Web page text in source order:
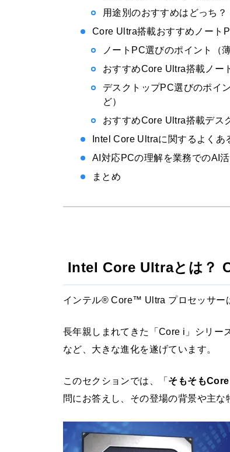
用途別のおすすめはどっち
Core Ultra搭載おすすめノート
ノートPC選びのポイント（
おすすめCore Ultra搭載ノー
デスクトップPC選びのポイ
ど）
おすすめCore Ultra搭載デス
Intel Core Ultraに関するよくあ
AI対応PCの理解を業務でのAI
まとめ
Intel Core Ultraとは？
インテル® Core™ Ultra プロセッサー
長年親しまれてきた「Core i」シリー
など、大きな進化を遂げています。
このセクションでは、「 そもそも
問にお答えし、その登場の背景や主な